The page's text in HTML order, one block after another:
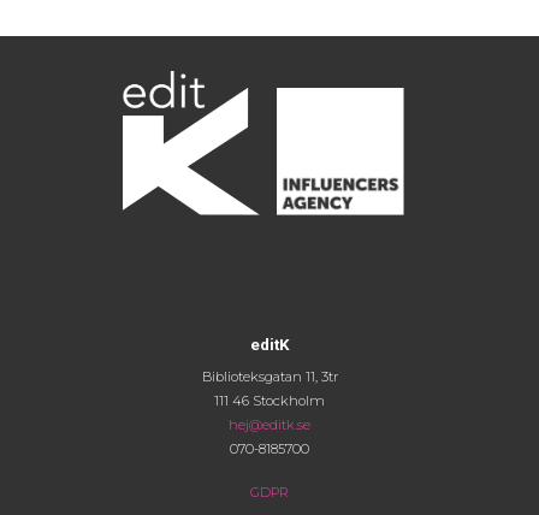
editK
Biblioteksgatan 11, 3tr
111 46 Stockholm
hej@editk.se
070-8185700
GDPR